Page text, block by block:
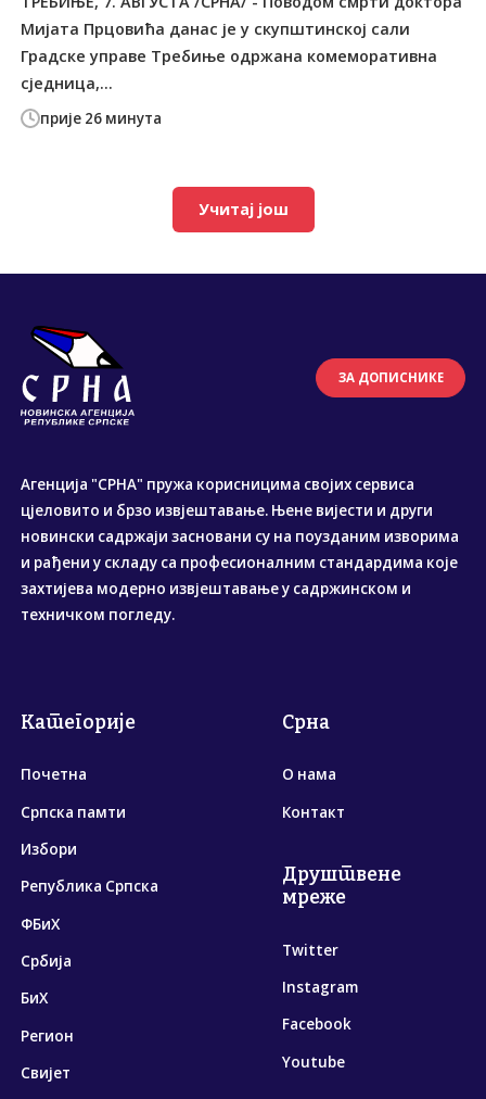
прије 26 минута
Мијата Прцовића данас је у скупштинској сали
Градске управе Требиње одржана комеморативна
сједница,...
Учитај још
ЗА ДОПИСНИКЕ
Агенција "СРНА" пружа корисницима својих сервиса
цјеловито и брзо извјештавање. Њене вијести и други
новински садржаји засновани су на поузданим изворима
и рађени у складу са професионалним стандардима које
захтијева модерно извјештавање у садржинском и
техничком погледу.
Категорије
Почетна
Српска памти
Избори
Република Српска
ФБиХ
Србија
БиХ
Регион
Свијет
Срна
О нама
Контакт
Друштвене
мреже
Twitter
Instagram
Facebook
Youtube